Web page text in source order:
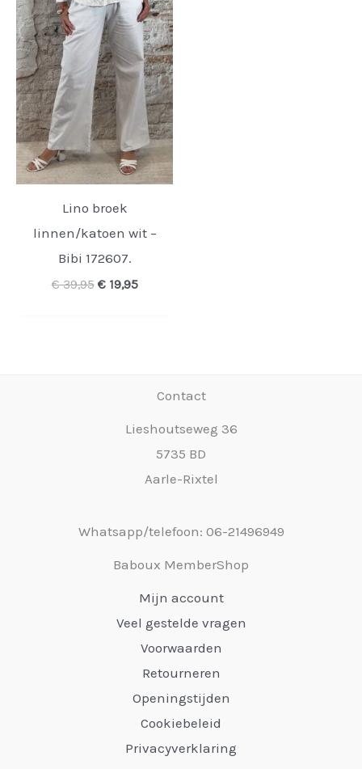
Lino broek
linnen/katoen wit –
Bibi 172607.
€39,95 Oorspronkelijke
€19,95Huidige
Contact
Lieshoutseweg 36
5735 BD
Aarle-Rixtel
Whatsapp/telefoon: 06-21496949
Baboux MemberShop
Mijn account
Veel gestelde vragen
Voorwaarden
Retourneren
Openingstijden
Cookiebeleid
Privacyverklaring